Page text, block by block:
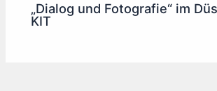
„Dialog und Fotografie“ im
KIT